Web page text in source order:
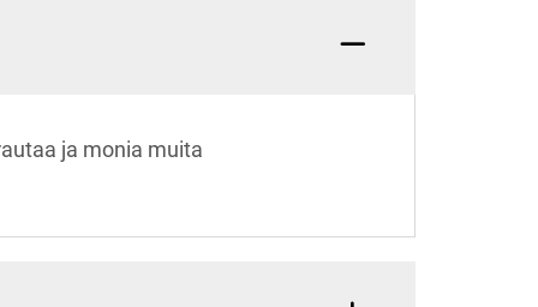
ja monia muita